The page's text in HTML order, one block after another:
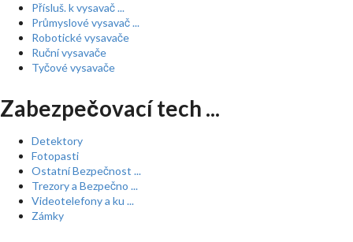
Přísluš. k vysavač ...
Průmyslové vysavač ...
Robotické vysavače
Ruční vysavače
Tyčové vysavače
Zabezpečovací tech ...
Detektory
Fotopasti
Ostatní Bezpečnost ...
Trezory a Bezpečno ...
Videotelefony a ku ...
Zámky